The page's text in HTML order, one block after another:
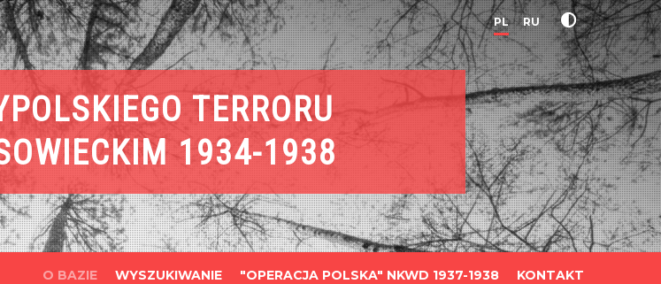
PL RU
TERRORU
1934-1938
O BAZIE WYSZUKIWANIE "OPERACJA POLSKA" NKWD 1937-1938 KONTAKT